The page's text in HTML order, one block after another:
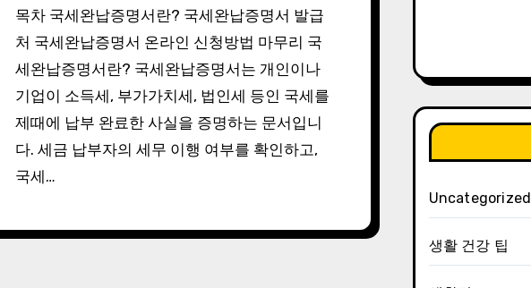
목차 국세완납증명서란? 국세완납증명서 발급
처 국세완납증명서 온라인 신청방법 마무리 국
세완납증명서란? 국세완납증명서는 개인이나
기업이 소득세, 부가가치세, 법인세 등인 국세를
제때에 납부 완료한 사실을 증명하는 문서입니
다. 세금 납부자의 세무 이행 여부를 확인하고,
국세…
Uncategorized
생활 건강 팁